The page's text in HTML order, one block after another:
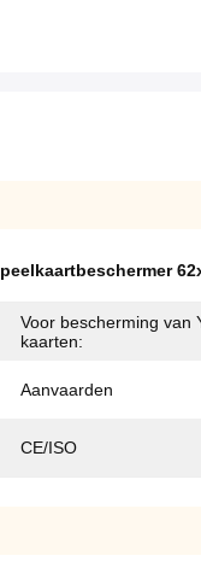
Voor bescherming van
kaarten:
Aanvaarden
CE/ISO